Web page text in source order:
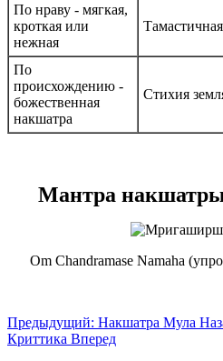
По нраву - мягкая,
кроткая или
нежная
Тамастичная
По
происхождению -
божественная
накшатра
Стихия
Мантра
Om Chandramase Namaha
Предыдущий: Накшатра Мула
Криттика Вперед